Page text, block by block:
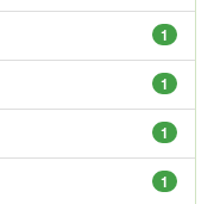
1
1
1
1